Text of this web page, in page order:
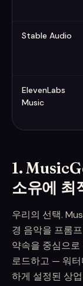
Stable Audio
ElevenLabs
Music
1.
소유에 최
우리의 선택.
경 음악을 프롬
약속을 중심으
로드하고 — 워
하게 설정된 상